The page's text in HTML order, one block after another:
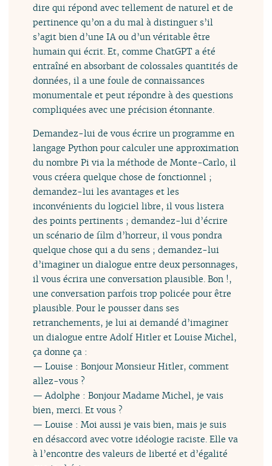
dire qui répond avec tellement de naturel et de
pertinence qu’on a du mal à distinguer s’il
s’agit bien d’une IA ou d’un véritable être
humain qui écrit. Et, comme ChatGPT a été
entraîné en absorbant de colossales quantités de
données, il a une foule de connaissances
monumentale et peut répondre à des questions
compliquées avec une précision étonnante.
Demandez-lui de vous écrire un programme en
langage Python pour calculer une approximation
du nombre Pi via la méthode de Monte-Carlo, il
vous créera quelque chose de fonctionnel ;
demandez-lui les avantages et les
inconvénients du logiciel libre, il vous listera
des points pertinents ; demandez-lui d’écrire
un scénario de film d’horreur, il vous pondra
quelque chose qui a du sens ; demandez-lui
d’imaginer un dialogue entre deux personnages,
il vous écrira une conversation plausible. Bon !,
une conversation parfois trop policée pour être
plausible. Pour le pousser dans ses
retranchements, je lui ai demandé d’imaginer
un dialogue entre Adolf Hitler et Louise Michel,
ça donne ça :
— Louise : Bonjour Monsieur Hitler, comment
allez-vous ?
— Adolphe : Bonjour Madame Michel, je vais
bien, merci. Et vous ?
— Louise : Moi aussi je vais bien, mais je suis
en désaccord avec votre idéologie raciste. Elle va
à l’encontre des valeurs de liberté et d’égalité